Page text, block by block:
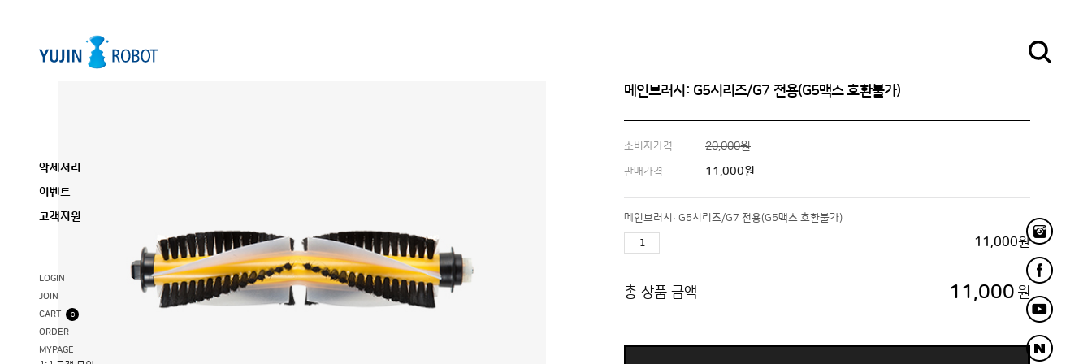
악세서리
이벤트
고객지원
LOGIN
JOIN
CART
0
ORDER
MYPAGE
메인브러시: G5시리즈/G7 전용(G5맥스 호환불가)
소비자가격 20,000원
판매가격 11,000원
메인브러시: G5시리즈/G7 전용(G5맥스 호환불가)
11,000원
총 상품 금액 11,000 원